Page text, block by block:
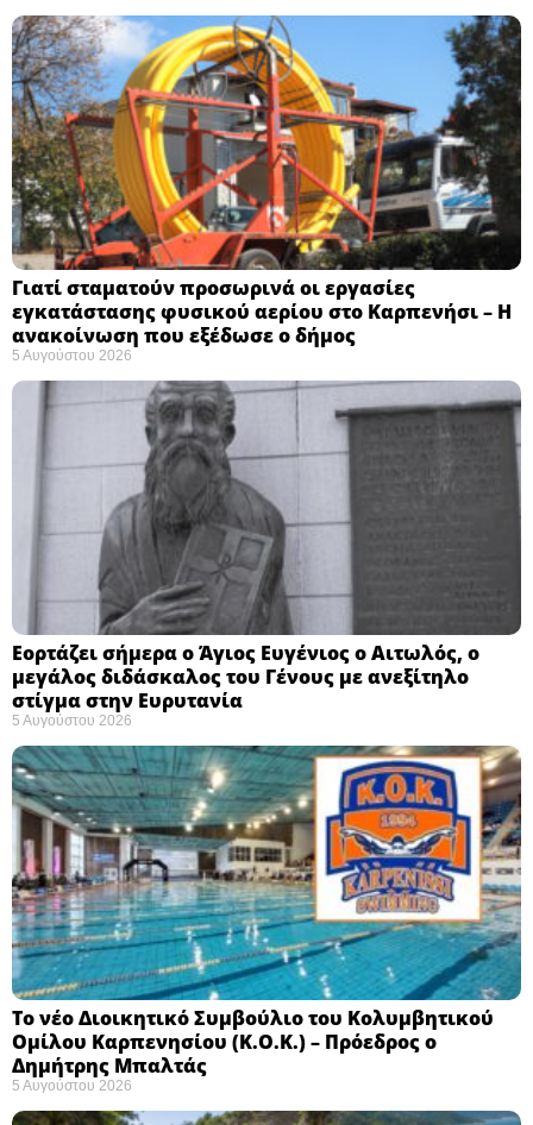
Γιατί σταματούν προσωρινά οι εργασίες
εγκατάστασης φυσικού αερίου στο Καρπενήσι – Η
ανακοίνωση που εξέδωσε ο δήμος
5 Αυγούστου 2026
Εορτάζει σήμερα ο Άγιος Ευγένιος ο Αιτωλός, ο
μεγάλος διδάσκαλος του Γένους με ανεξίτηλο
στίγμα στην Ευρυτανία
5 Αυγούστου 2026
Το νέο Διοικητικό Συμβούλιο του Κολυμβητικού
Ομίλου Καρπενησίου (Κ.Ο.Κ.) – Πρόεδρος ο
Δημήτρης Μπαλτάς
5 Αυγούστου 2026